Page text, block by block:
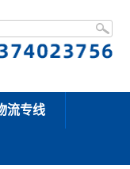
流专线